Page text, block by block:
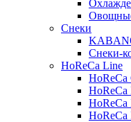
Снеки
Снеки-
HoReCa Line
HoReCa
HoReCa
HoReCa